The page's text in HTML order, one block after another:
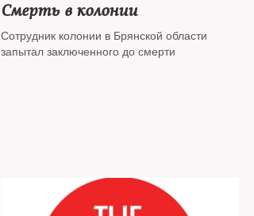
Смерть в колонии
Сотрудник колонии в Брянской области
запытал заключенного до смерти